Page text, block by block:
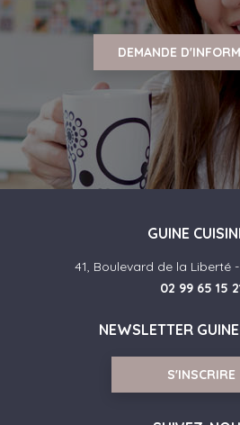
DEMANDE
GUINE
41, Boulevard de la Liberté
02 99 65 15
NEWSLETTER
S'INSCRIRE